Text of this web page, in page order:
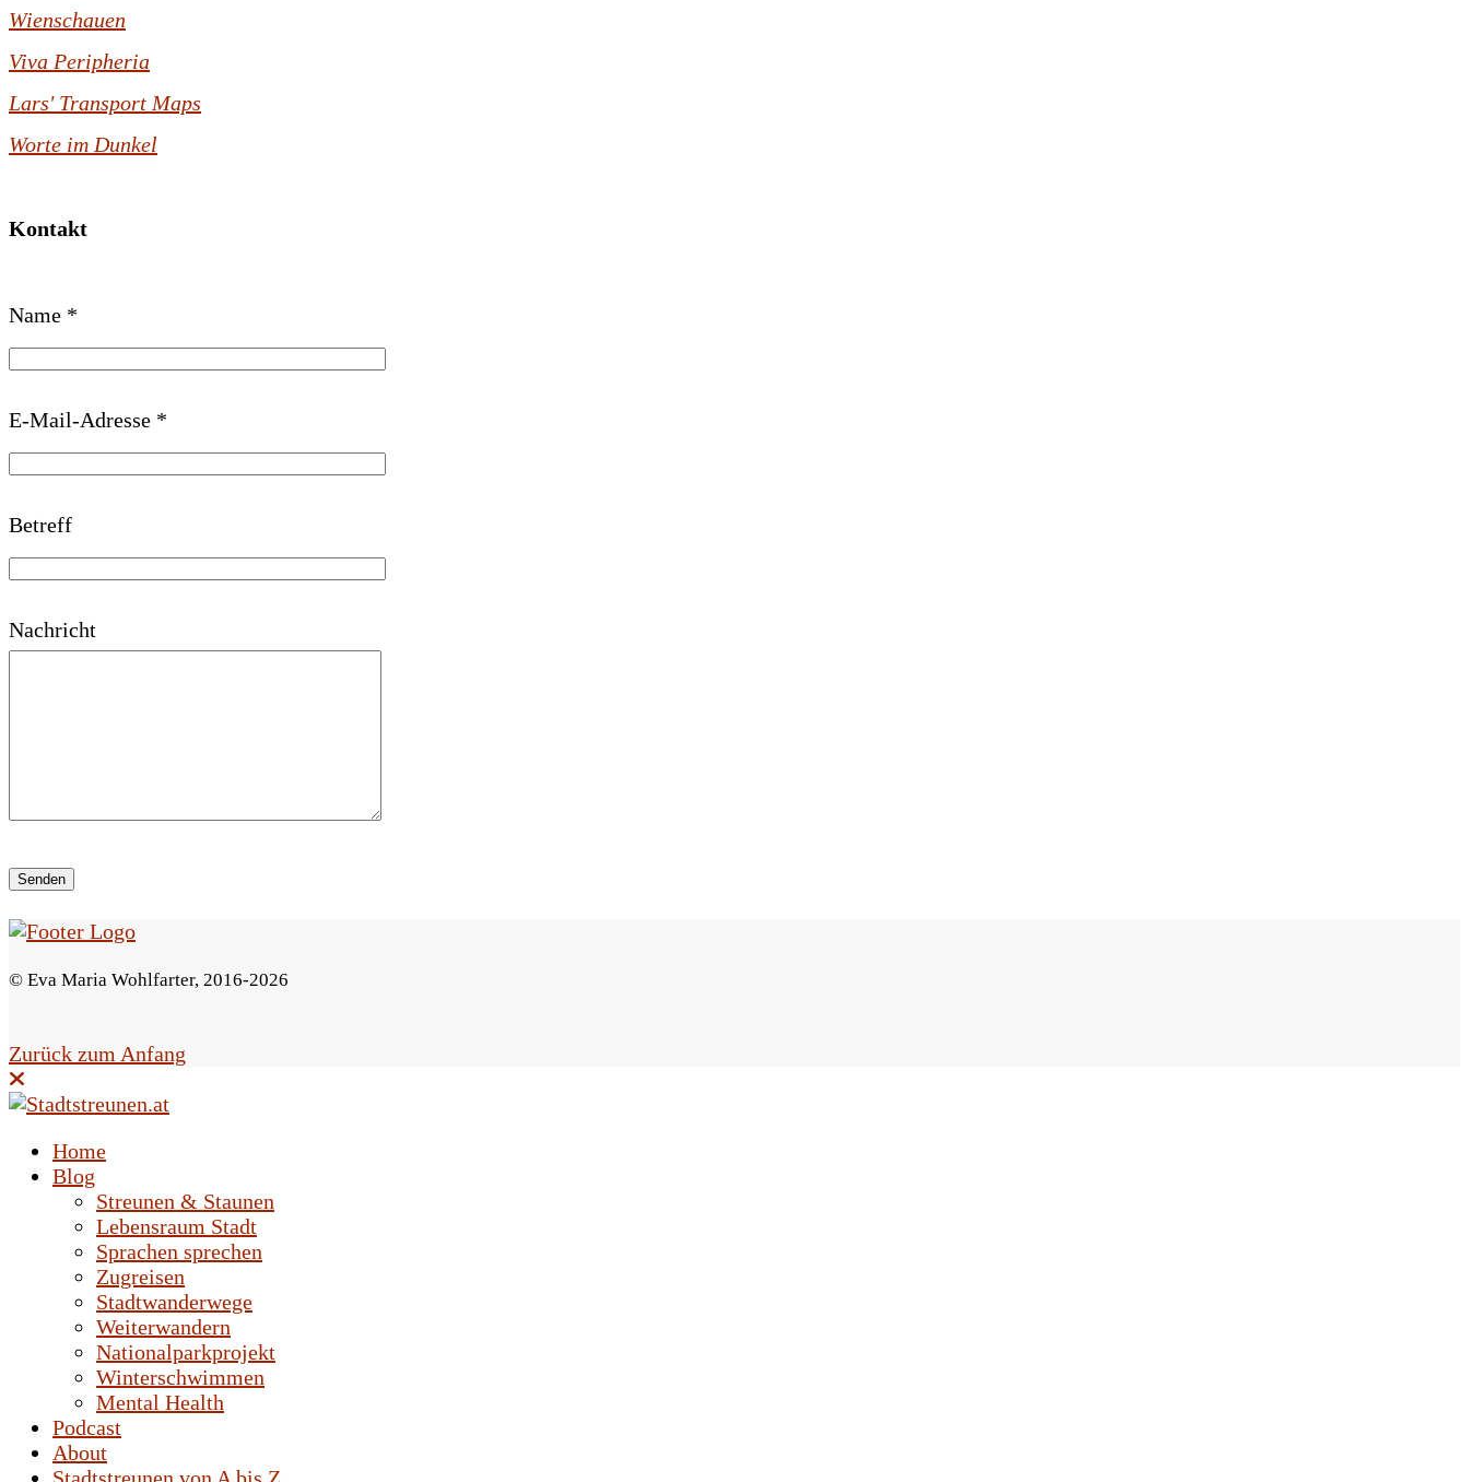
Wienschauen
Viva Peripheria
Lars' Transport Maps
Worte im Dunkel
Kontakt
t
t
e
s
s
e
s
d
Name *
E-Mail-Adresse *
Betreff
Nachricht
© Eva Maria Wohlfarter, 2016-2026
Zurück zum Anfang
Home
Blog
Streunen & Staunen
Lebensraum Stadt
Sprachen sprechen
Zugreisen
Stadtwanderwege
Weiterwandern
Nationalparkprojekt
Winterschwimmen
Mental Health
Podcast
About